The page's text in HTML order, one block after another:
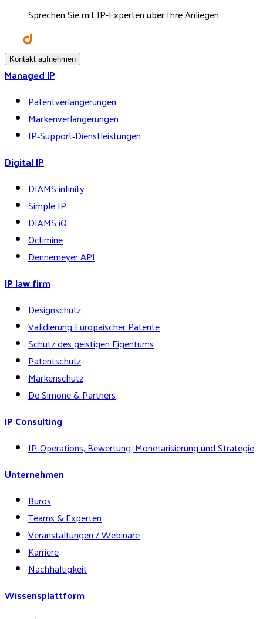
Sprechen Sie mit IP-Experten über Ihre Anliegen
Kontakt aufnehmen
Managed IP
Patentverlängerungen
Markenverlängerungen
IP‑Support‑Dienstleistungen
Digital IP
DIAMS infinity
Simple IP
DIAMS iQ
Octimine
Dennemeyer API
IP law firm
Designschutz
Validierung Europäischer Patente
Schutz des geistigen Eigentums
Patentschutz
Markenschutz
De Simone & Partners
IP Consulting
IP-Operations, Bewertung, Monetarisierung und Strategie
Unternehmen
Büros
Teams & Experten
Veranstaltungen / Webinare
Karriere
Nachhaltigkeit
Wissensplattform